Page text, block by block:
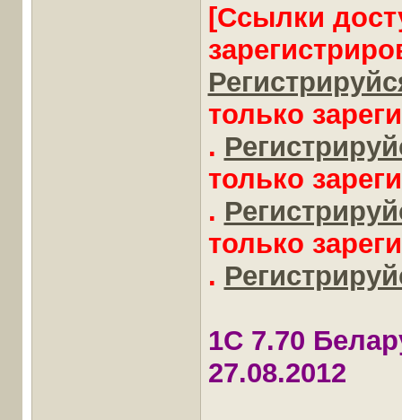
[Ссылки
только
.
только
.
только
.
1С 7.70
27.08.2012